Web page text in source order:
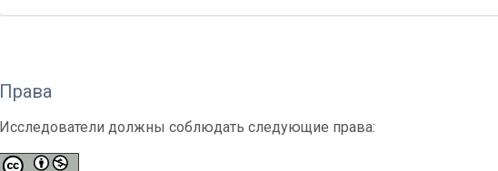
Права
Исследователи должны соблюдать следующие права: